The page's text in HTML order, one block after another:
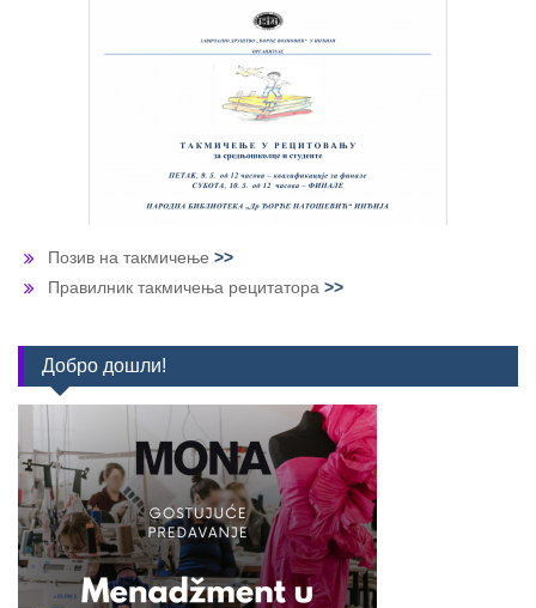
Позив на такмичење >>
Правилник такмичења рецитатора >>
Добро дошли!